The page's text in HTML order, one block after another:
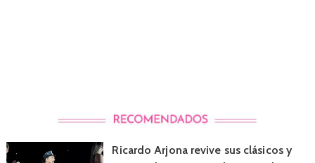
Ricardo Arjona revive sus clásicos y